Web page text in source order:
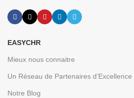
EASYCHR
Mieux nous connaitre
Un Réseau de Partenaires d’Excellence
Notre Blog